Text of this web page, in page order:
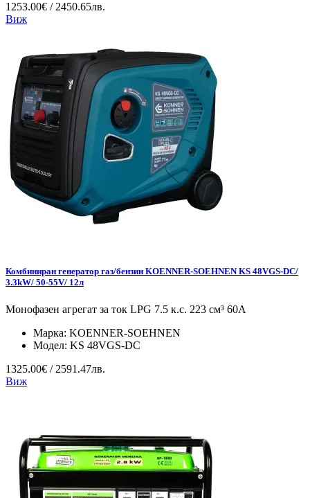
1253.00€ / 2450.65лв.
Виж
Комбиниран генератор газ/бензин KOENNER-SOEHNEN KS 48VGS-DC/
3.3kW/ 50-55V/ 12л
Монофазен агрегат за ток LPG 7.5 к.с. 223 см³ 60А
Марка: KOENNER-SOEHNEN
Модел: KS 48VGS-DC
1325.00€ / 2591.47лв.
Виж